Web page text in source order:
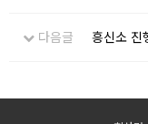
다음글 흥신소 진